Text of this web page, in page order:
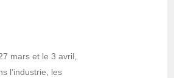
mars et le 3 avril,
l’industrie, les